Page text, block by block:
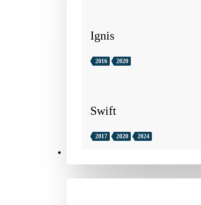
Ignis
2016 2020
Swift
2017 2020 2024